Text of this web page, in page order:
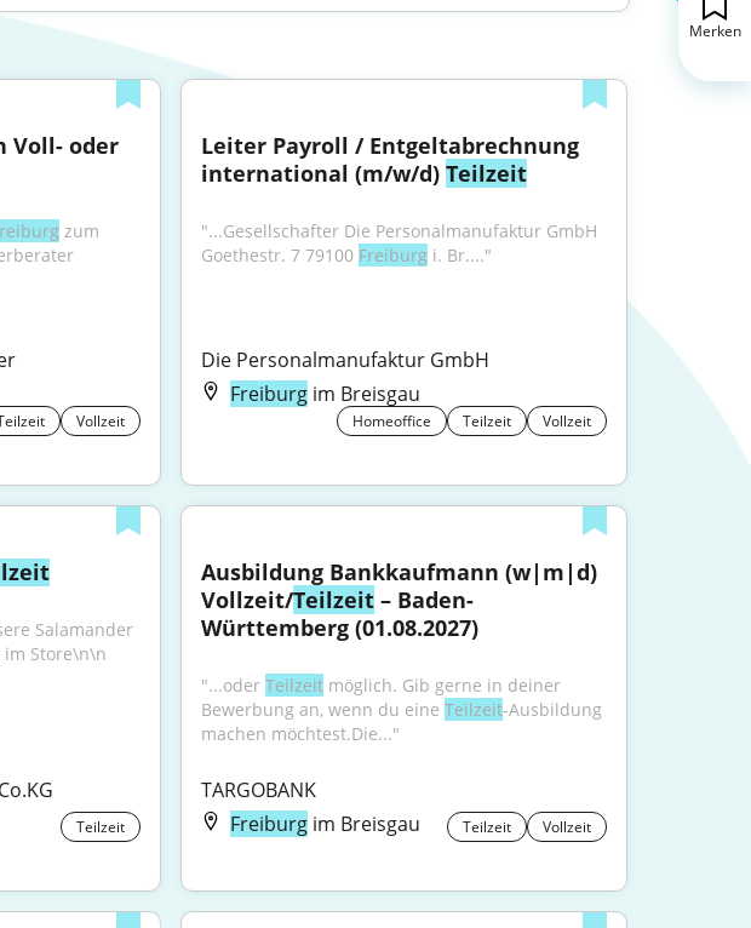
zum
Vollzeit
Leiter Payroll / Entgeltabrechnung
international (m/w/d) Teilzeit
"...Gesellschafter Die Personalmanufaktur GmbH
Goethestr. 7 79100 Freiburg i. Br...."
Die Personalmanufaktur GmbH
Freiburgim Breisgau
Homeoffice Teilzeit Vollzeit
Salamander
Store\n\n
Teilzeit
Ausbildung Bankkaufmann (w|m|d)
Vollzeit/Teilzeit – Baden-
Württemberg (01.08.2027)
"...oder Teilzeit möglich. Gib gerne in deiner
Bewerbung an, wenn du eine Teilzeit-Ausbildung
machen möchtest.Die..."
TARGOBANK
Freiburgim Breisgau Teilzeit Vollzeit
Merken